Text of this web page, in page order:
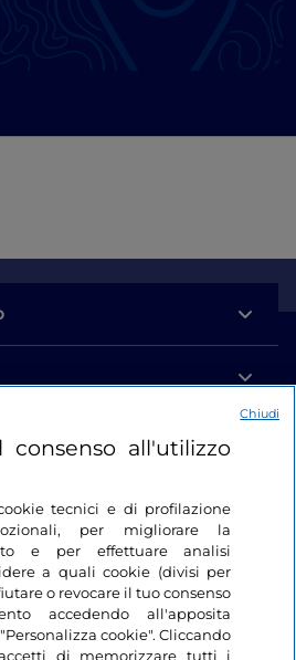
consenso all'utilizzo
tecnici e di profilazione
per migliorare la
e per effettuare analisi
a quali cookie (divisi per
o revocare il tuo consenso
accedendo all'apposita
cookie". Cliccando
di memorizzare tutti i
Chiudi